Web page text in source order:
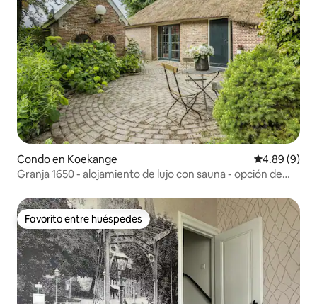
Condo en Koekange Calificación
4.89 (9)
Granja 1650 - alojamiento de lujo con sauna - opción de
Favorito entre huéspedes
Favorito entre huéspedes